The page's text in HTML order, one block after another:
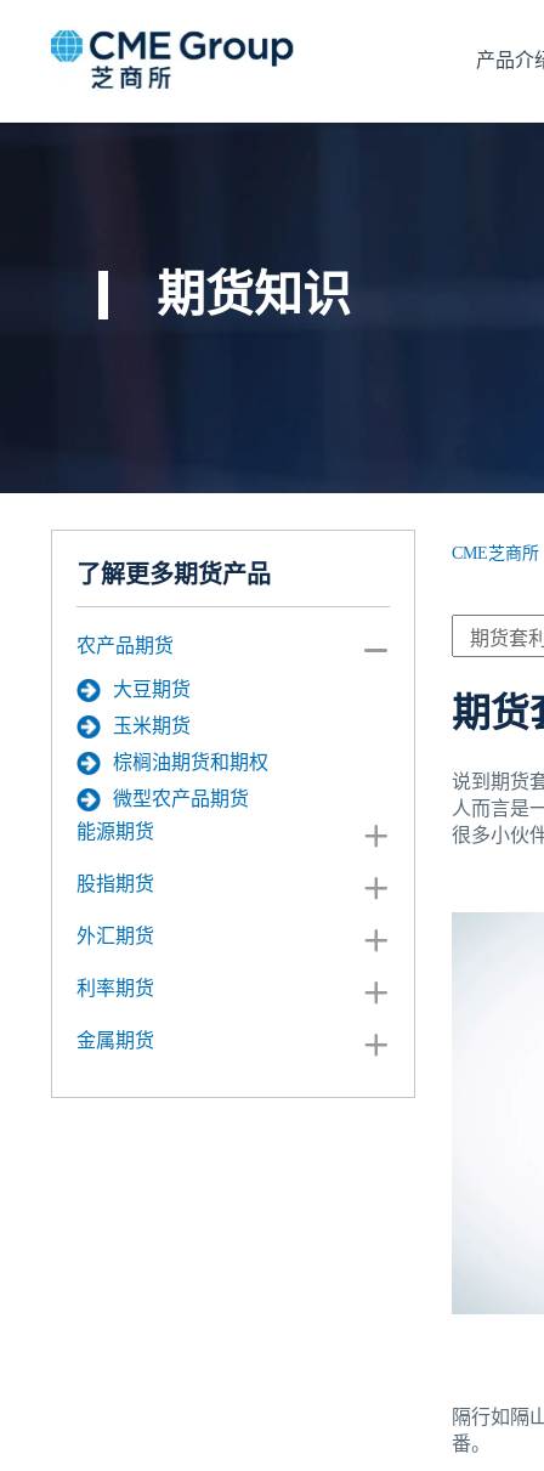
产品介
期货知识
了解更多期货产品
农产品期货
大豆期货
玉米期货
棕榈油期货和期权
微型农产品期货
能源期货
股指期货
外汇期货
利率期货
金属期货
CME芝商所
期货
说到期货
人而言是
很多小伙
隔行如隔
番。